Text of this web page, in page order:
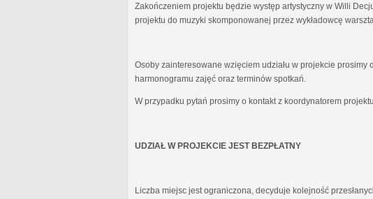
Zakończeniem projektu będzie występ artystyczny w Willi
projektu do muzyki skomponowanej przez wykładowcę
Osoby zainteresowane wzięciem udziału w projekcie
harmonogramu zajęć oraz terminów spotkań.
W przypadku pytań prosimy o kontakt z koordynatorem
UDZIAŁ W PROJEKCIE JEST BEZPŁATNY
Liczba miejsc jest ograniczona, decyduje kolejność